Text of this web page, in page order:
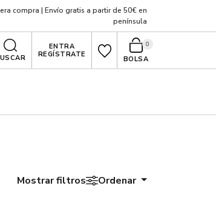
compra | Envío gratis a partir de 50€ en
península
ENTRA
REGÍSTRATE
BOLSA
0
Mostrar filtros Ordenar